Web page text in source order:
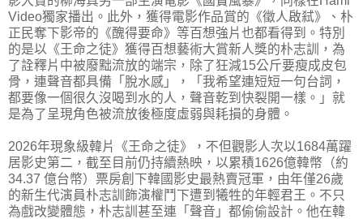
Video獨家播出。此外，獲得電影作品賞的《徵人啟弒》、朴
正民奪下影帝的《醜得要命》等百想強片也都看得到。特別
的是以《王命之徒》獲得百想藝術大賞新人獎的朴志訓，為
了詮釋片中被廢黜流放的端宗，除了狂減15公斤要瘦成皮包
骨，連聲音都具備「脫水感」，「我希望連短短一句台詞，
都要像一個很久沒喝到水的人，聲音乾到快裂開一樣。」就
是為了呈現角色被流放後極度虛弱與耗損的身體。
2026年現象級韓片《王命之徒》，不但觀影人次以1684萬躍
居影史第二，截至目前仍持續熱映，以累積1626億韓幣（約
34.37 億台幣）票房創下韓國影史最熱賣冠軍，由年僅26歲
的新生代演員朴志訓飾演權鬥下遭到犧牲的年輕君王。不只
為戲改變體態，朴志訓甚至連「聲音」都偷偷設計。他在韓